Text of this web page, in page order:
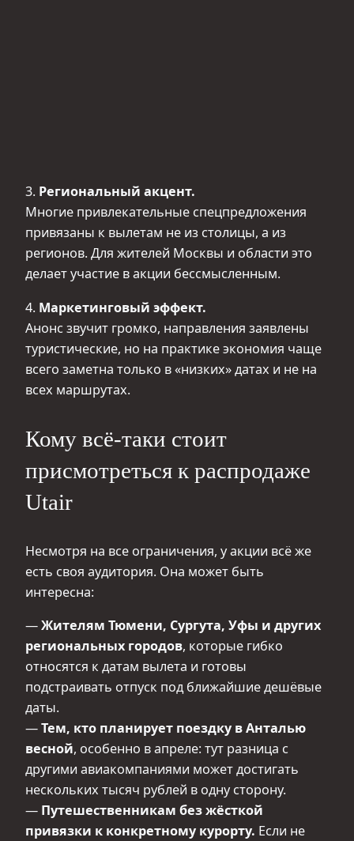
3. Региональный акцент.
Многие привлекательные спецпредложения
привязаны к вылетам не из столицы, а из
регионов. Для жителей Москвы и области это
делает участие в акции бессмысленным.
4. Маркетинговый эффект.
Анонс звучит громко, направления заявлены
туристические, но на практике экономия чаще
всего заметна только в «низких» датах и не на
всех маршрутах.
Кому всё-таки стоит
присмотреться к распродаже
Utair
Несмотря на все ограничения, у акции всё же
есть своя аудитория. Она может быть
интересна:
—Жителям Тюмени, Сургута, Уфы и других
региональных городов, которые гибко
относятся к датам вылета и готовы
подстраивать отпуск под ближайшие дешёвые
даты.
—Тем, кто планирует поездку в Анталью
весной, особенно в апреле: тут разница с
другими авиакомпаниями может достигать
нескольких тысяч рублей в одну сторону.
— Путешественникам без жёсткой
привязки к конкретному курорту. Если не